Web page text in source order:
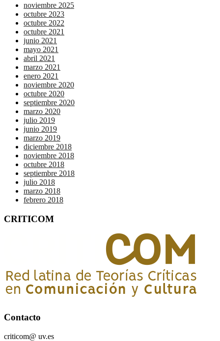
noviembre 2025
octubre 2023
octubre 2022
octubre 2021
junio 2021
mayo 2021
abril 2021
marzo 2021
enero 2021
noviembre 2020
octubre 2020
septiembre 2020
marzo 2020
julio 2019
junio 2019
marzo 2019
diciembre 2018
noviembre 2018
octubre 2018
septiembre 2018
julio 2018
marzo 2018
febrero 2018
CRITICOM
Contacto
criticom@ uv.es